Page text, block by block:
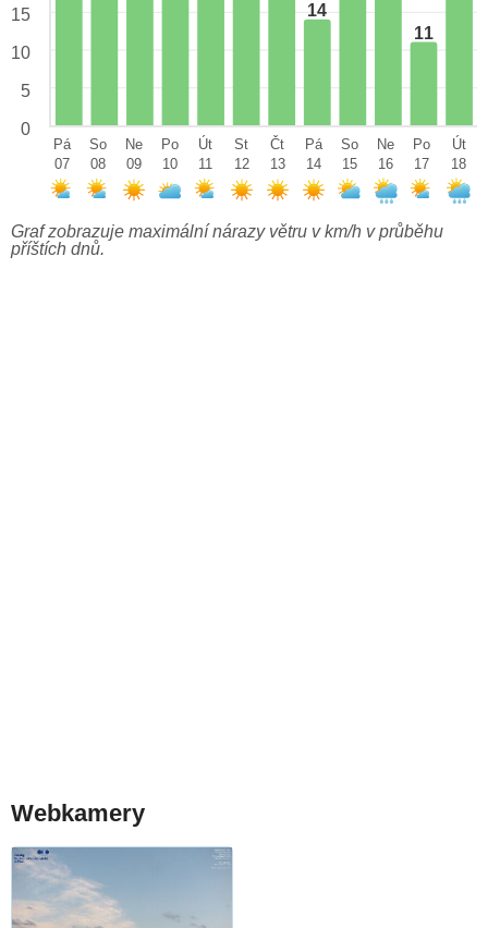
14
11
15
10
5
0
Pá
07
So
08
Ne
09
Po
10
Út
11
St
12
Čt
13
Pá
14
So
15
Ne
16
Po
17
Út
18
Graf zobrazuje maximální nárazy větru v km/h v průběhu
příštích dnů.
Webkamery